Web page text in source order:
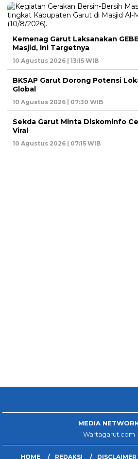
Kemenag Garut Laksanakan
Masjid, Ini Targetnya
10 Agustus 2026 | 13:15 WIB
BKSAP Garut Dorong Potensi
Global
10 Agustus 2026 | 07:30 WIB
Sekda Garut Minta Diskominfo
Viral
10 Agustus 2026 | 07:15 WIB
MEDIA
Wartagarut.com
HOME REDAKSI DISCLAIMER